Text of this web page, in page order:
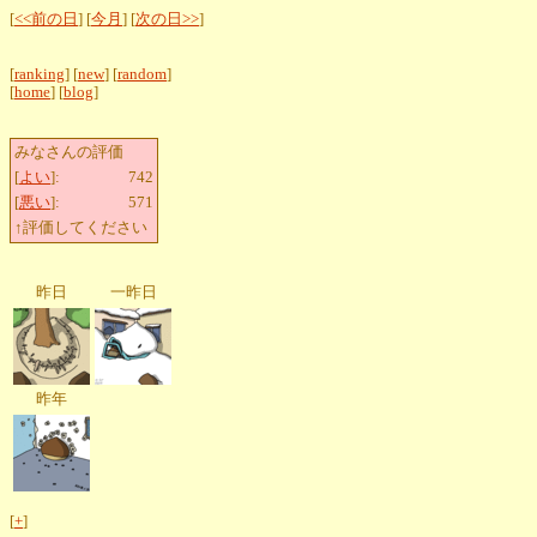
[<<前の日 ] [今月 ] [次の日>>]
[ranking] [new] [random]
[home] [blog]
みなさんの評価
[よい]:
742
[悪い]:
571
↑評価してください
昨日 一昨日
昨年
[+]